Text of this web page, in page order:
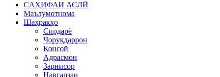
CАҲИФАИ АСЛӢ
Маълумотнома
Шаҳракҳо
Сирдарё
Чоруқдаррон
Консой
Адрасмон
Зарнисор
Навгарзан